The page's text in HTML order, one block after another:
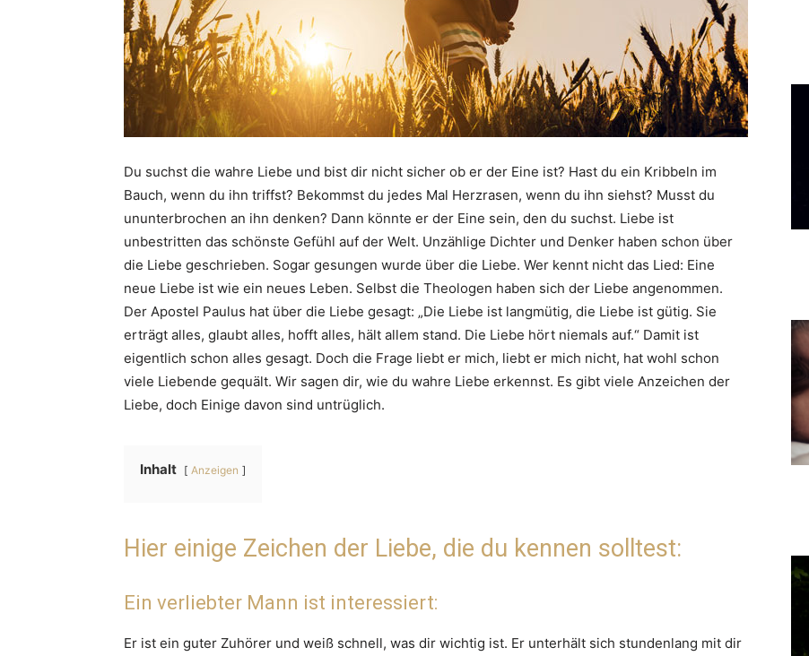
Du suchst die wahre Liebe und bist dir nicht sicher ob er der Eine ist? Hast du ein Kribbeln im
Bauch, wenn du ihn triffst? Bekommst du jedes Mal Herzrasen, wenn du ihn siehst? Musst du
ununterbrochen an ihn denken? Dann könnte er der Eine sein, den du suchst. Liebe ist
unbestritten das schönste Gefühl auf der Welt. Unzählige Dichter und Denker haben schon über
die Liebe geschrieben. Sogar gesungen wurde über die Liebe. Wer kennt nicht das Lied: Eine
neue Liebe ist wie ein neues Leben. Selbst die Theologen haben sich der Liebe angenommen.
Der Apostel Paulus hat über die Liebe gesagt: „Die Liebe ist langmütig, die Liebe ist gütig. Sie
erträgt alles, glaubt alles, hofft alles, hält allem stand. Die Liebe hört niemals auf.“ Damit ist
eigentlich schon alles gesagt. Doch die Frage liebt er mich, liebt er mich nicht, hat wohl schon
viele Liebende gequält. Wir sagen dir, wie du wahre Liebe erkennst. Es gibt viele Anzeichen der
Liebe, doch Einige davon sind untrüglich.
Inhalt Anzeigen
Hier einige Zeichen der Liebe, die du kennen solltest:
Ein verliebter Mann ist interessiert:
Er ist ein guter Zuhörer und weiß schnell, was dir wichtig ist. Er unterhält sich stundenlang mit dir